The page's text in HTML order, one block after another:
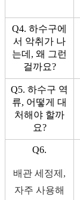
Q4. 하수구에
서 악취가 나
는데, 왜 그런
걸까요?
Q5. 하수구 역
류, 어떻게 대
처해야 할까
요?
Q6.
배관 세정제,
자주 사용해